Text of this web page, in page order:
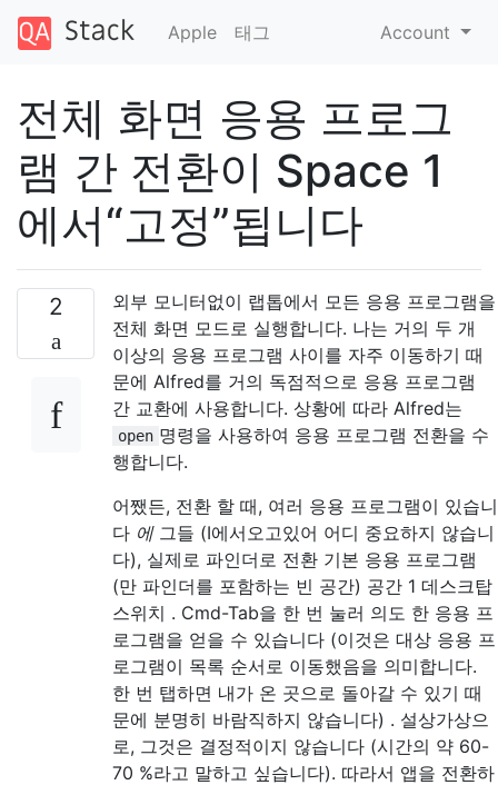
Apple 태그 Account
전체 화면 응용 프로그
램 간 전환이 Space 1
에서“고정”됩니다
2
외부 모니터없이 랩톱에서 모든 응용 프로그램을
전체 화면 모드로 실행합니다. 나는 거의 두 개
이상의 응용 프로그램 사이를 자주 이동하기 때
문에 Alfred를 거의 독점적으로 응용 프로그램
간 교환에 사용합니다. 상황에 따라 Alfred는
open 명령을 사용하여 응용 프로그램 전환을 수
행합니다.
어쨌든, 전환 할 때, 여러 응용 프로그램이 있습니
다 에그들 (I에서오고있어 어디 중요하지 않습니
다), 실제로 파인더로 전환 기본 응용 프로그램
(만 파인더를 포함하는 빈 공간) 공간 1 데스크탑
스위치 . Cmd-Tab을 한 번 눌러 의도 한 응용 프
로그램을 얻을 수 있습니다 (이것은 대상 응용 프
로그램이 목록 순서로 이동했음을 의미합니다.
한 번 탭하면 내가 온 곳으로 돌아갈 수 있기 때
문에 분명히 바람직하지 않습니다) . 설상가상으
로, 그것은 결정적이지 않습니다 (시간의 약 60-
70 %라고 말하고 싶습니다). 따라서 앱을 전환하